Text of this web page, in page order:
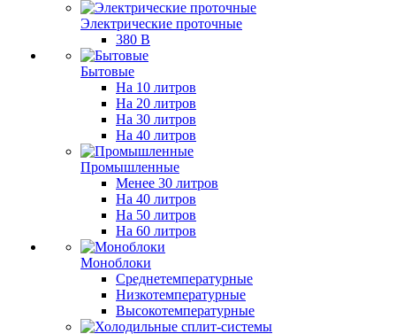
Электрические проточные
380 В
Бытовые
На 10 литров
На 20 литров
На 30 литров
На 40 литров
Промышленные
Менее 30 литров
На 40 литров
На 50 литров
На 60 литров
Моноблоки
Среднетемпературные
Низкотемпературные
Высокотемпературные